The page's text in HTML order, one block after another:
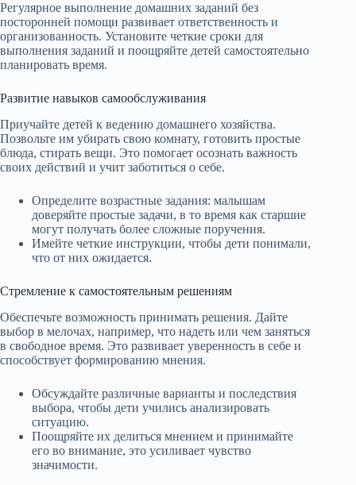
Регулярное выполнение домашних заданий без
посторонней помощи развивает ответственность и
организованность. Установите четкие сроки для
выполнения заданий и поощряйте детей самостоятельно
планировать время.
Развитие навыков самообслуживания
Приучайте детей к ведению домашнего хозяйства.
Позвольте им убирать свою комнату, готовить простые
блюда, стирать вещи. Это помогает осознать важность
своих действий и учит заботиться о себе.
Определите возрастные задания: малышам
доверяйте простые задачи, в то время как старшие
могут получать более сложные поручения.
Имейте четкие инструкции, чтобы дети понимали,
что от них ожидается.
Стремление к самостоятельным решениям
Обеспечьте возможность принимать решения. Дайте
выбор в мелочах, например, что надеть или чем заняться
в свободное время. Это развивает уверенность в себе и
способствует формированию мнения.
Обсуждайте различные варианты и последствия
выбора, чтобы дети учились анализировать
ситуацию.
Поощряйте их делиться мнением и принимайте
его во внимание, это усиливает чувство
значимости.